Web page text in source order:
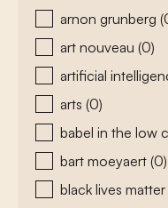
arnon grunberg
art nouveau (0)
artificial
arts (0)
babel in the low
bart moeyaert (0)
black lives matter